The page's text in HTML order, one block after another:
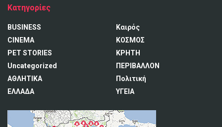
Κατηγορίες
BUSINESS
CINEMA
PET STORIES
Uncategorized
ΑΘΛΗΤΙΚΑ
ΕΛΛΑΔΑ
Καιρός
ΚΟΣΜΟΣ
ΚΡΗΤΗ
ΠΕΡΙΒΑΛΛΟΝ
Πολιτική
ΥΓΕΙΑ